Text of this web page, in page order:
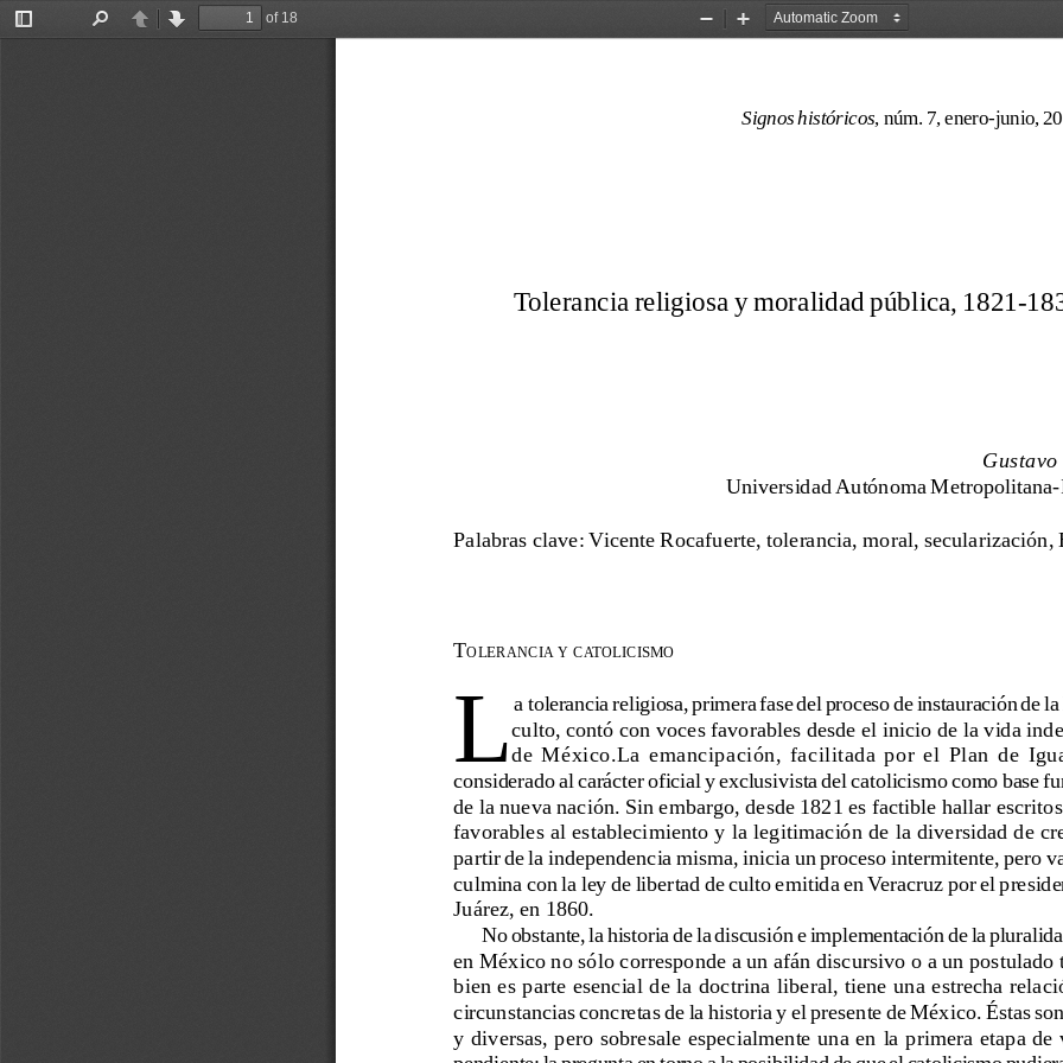
Toggle
PreviousNext
of 18
Zoom
Zoom
Tolerancia religiosa y moralidad pública, 1821-
Universidad Autónoma Metropolitana-
Palabras clave: Vicente Rocafuerte, tolerancia, moral, secularización,
TOLERANCIA Y CATOLICISMO
La tolerancia religiosa, primera fase del proceso de instauración de
culto, contó con voces favorables desde el inicio de la vida
de  México.La  emancipación,  facilitada  por  el  Plan  de
considerado al carácter oficial y exclusivista del catolicismo como base
de la nueva nación. Sin embargo, desde 1821 es factible hallar
favorables al establecimiento y la legitimación de la diversidad de
partir de la independencia misma, inicia un proceso intermitente, pero
culmina con la ley de libertad de culto emitida en Veracruz por el
Juárez, en 1860.
No obstante, la historia de la discusión e implementación de la
en México no sólo corresponde a un afán discursivo o a un postulado
bien es parte esencial de la doctrina liberal, tiene una estrecha
circunstancias concretas de la historia y el presente de México. Éstas
y diversas, pero sobresale especialmente una en la primera etapa de
Signos históricos, núm. 7, enero-junio,